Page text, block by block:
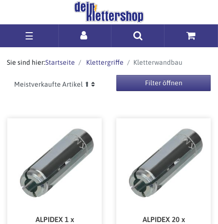
☰
Sie sind hier:Startseite Klettergriffe Kletterwandbau
Filter öffnen
ALPIDEX 1 x
ALPIDEX 20 x